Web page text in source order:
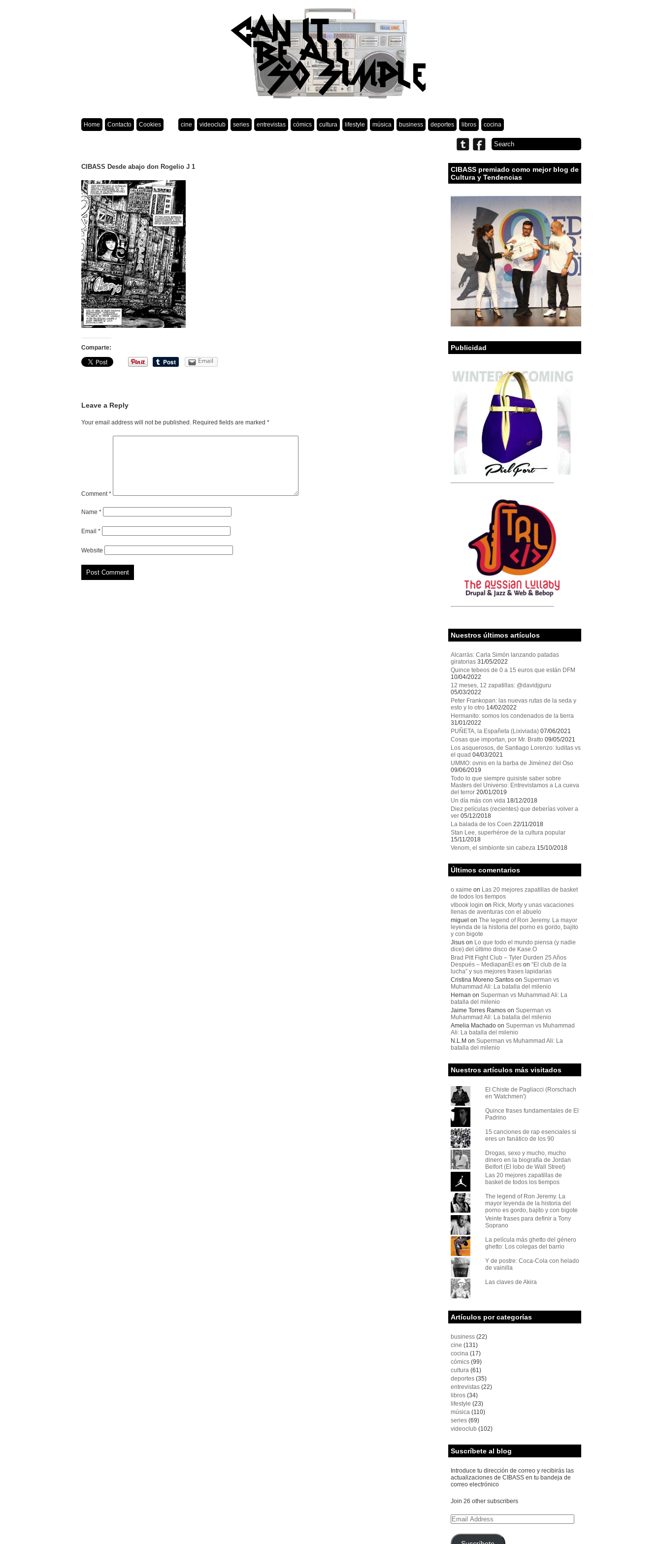
Home Contacto Cookies cine videoclub series entrevistas cómics cultura lifestyle música business deportes libros cocina
CIBASS Desde abajo don Rogelio J 1
Comparte:
Email
Leave a Reply
Your email address will not be published. Required fields are marked *
Comment*
Name *
Email *
Website
CIBASS premiado como mejor blog de
Cultura y Tendencias
Publicidad
Nuestros últimos artículos
Alcarràs: Carla Simón lanzando patadas
giratorias 31/05/2022
Quince tebeos de 0 a 15 euros que están DFM
10/04/2022
12 meses, 12 zapatillas: @davidjguru
05/03/2022
Peter Frankopan: las nuevas rutas de la seda y
esto y lo otro 14/02/2022
Hermanito: somos los condenados de la tierra
31/01/2022
PUÑETA, la Españeta (Lixiviada) 07/06/2021
Cosas que importan, por Mr. Bratto 09/05/2021
Los asquerosos, de Santiago Lorenzo: luditas vs
el quad 04/03/2021
UMMO: ovnis en la barba de Jiménez del Oso
09/06/2019
Todo lo que siempre quisiste saber sobre
Masters del Universo: Entrevistamos a La cueva
del terror 20/01/2019
Un día más con vida 18/12/2018
Diez películas (recientes) que deberías volver a
ver 05/12/2018
La balada de los Coen 22/11/2018
Stan Lee, superhéroe de la cultura popular
15/11/2018
Venom, el simbionte sin cabeza 15/10/2018
Últimos comentarios
o xaime on Las 20 mejores zapatillas de basket
de todos los tiempos
vlbook login on Rick, Morty y unas vacaciones
llenas de aventuras con el abuelo
miguel on The legend of Ron Jeremy. La mayor
leyenda de la historia del porno es gordo, bajito
y con bigote
Jisuson Lo que todo el mundo piensa (y nadie
dice) del último disco de Kase.O
Brad Pitt Fight Club – Tyler Durden 25 Años
Después – MediapanEl.eson “El club de la
lucha” y sus mejores frases lapidarias
Cristina Moreno Santoson Superman vs
Muhammad Ali: La batalla del milenio
Hernan on Superman vs Muhammad Ali: La
batalla del milenio
Jaime Torres Ramoson Superman vs
Muhammad Ali: La batalla del milenio
Amelia Machadoon Superman vs Muhammad
Ali: La batalla del milenio
N.L.M on Superman vs Muhammad Ali: La
batalla del milenio
Nuestros artículos más visitados
El Chiste de Pagliacci (Rorschach
en 'Watchmen')
Quince frases fundamentales de El
Padrino
15 canciones de rap esenciales si
eres un fanático de los 90
Drogas, sexo y mucho, mucho
dinero en la biografía de Jordan
Belfort (El lobo de Wall Street)
Las 20 mejores zapatillas de
basket de todos los tiempos
The legend of Ron Jeremy. La
mayor leyenda de la historia del
porno es gordo, bajito y con bigote
Veinte frases para definir a Tony
Soprano
La película más ghetto del género
ghetto: Los colegas del barrio
Y de postre: Coca-Cola con helado
de vainilla
Las claves de Akira
Artículos por categorías
business(22)
cine (131)
cocina(17)
cómics(99)
cultura(61)
deportes(35)
entrevistas(22)
libros(34)
lifestyle (23)
música(110)
series(69)
videoclub (102)
Suscríbete al blog
Introduce tu dirección de correo y recibirás las
actualizaciones de CIBASS en tu bandeja de
correo electrónico
Join 26 other subscribers
Email
Address